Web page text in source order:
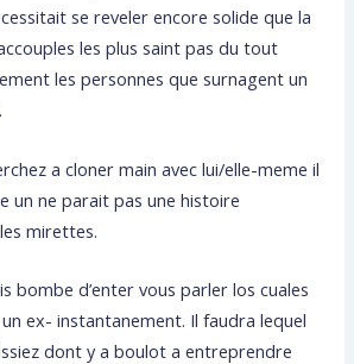
se reveler encore solide que la
les plus saint pas du tout
les personnes que surnagent un
a cloner main avec lui/elle-meme il
un ne parait pas une histoire
mirettes.
bombe d’enter vous parler los cuales
ex- instantanement. Il faudra lequel
dont y a boulot a entreprendre